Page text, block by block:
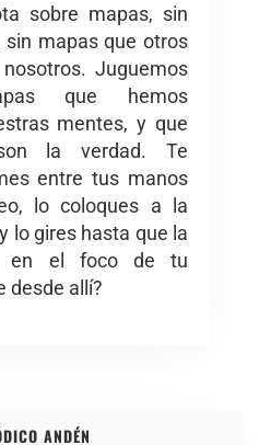
sobre mapas, sin
mapas que otros
Juguemos
que hemos
mentes, y que
la verdad. Te
entre tus manos
lo coloques a la
lo gires hasta que la
en el foco de tu
desde allí?
ANDÉN